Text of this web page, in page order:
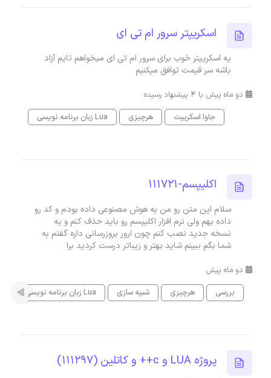
اسکریپتر سرور ام تی ای
یه اسکریپتر خوب برای سرور ام تی ای میخواهم تایم آزاد
باشه سر قیمت توافق میکنیم
دو ماه پیش با 4 پیشنهاد رسیده
جاوا اسکریپت
هرچیزی زبان برنامه نویسی Lua
اکلیپسم-111721
سلام این متن رو من به هوش مصنوعی داده بودم و کد رو
داده بهم ولی نرم افزار اکلیپسم رو باید حذف کنم و یه
نسخه جدید نصب کنم چون ارور بروزرسانی داره گفتم به
شما بگم ببینم شاید بهتر و زیباتر درست کردید برا
دو ماه پیش
بررسی
هرچیزی شبیه سازی زبان برنامه نویسی Lua
پروژه LUA و c++ و کاتلین (111297)